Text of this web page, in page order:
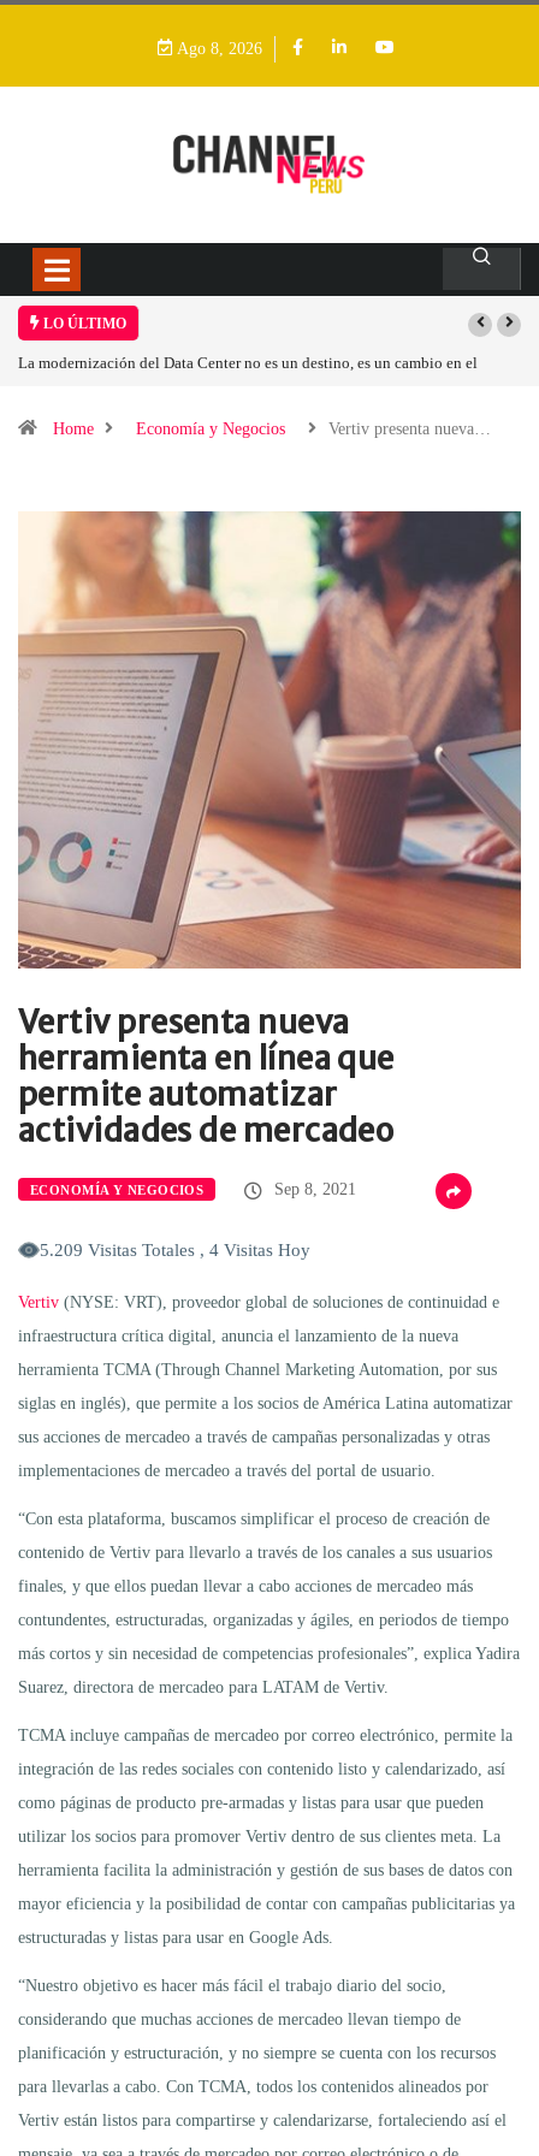
Ago 8, 2026
LO ÚLTIMO
del Data Center no es un destino, es un cambio en el
Los ingresos
Home Economía y Negocios Vertiv presenta nueva…
Vertiv presenta nueva
herramienta en línea que
permite automatizar
actividades de mercadeo
ECONOMÍA Y NEGOCIOS Sep 8, 2021
5.209 Visitas Totales , 4 Visitas Hoy
Vertiv (NYSE: VRT), proveedor global de soluciones de continuidad e
infraestructura crítica digital, anuncia el lanzamiento de la nueva
herramienta TCMA (Through Channel Marketing Automation, por sus
siglas en inglés), que permite a los socios de América Latina automatizar
sus acciones de mercadeo a través de campañas personalizadas y otras
implementaciones de mercadeo a través del portal de usuario.
“Con esta plataforma, buscamos simplificar el proceso de creación de
contenido de Vertiv para llevarlo a través de los canales a sus usuarios
finales, y que ellos puedan llevar a cabo acciones de mercadeo más
contundentes, estructuradas, organizadas y ágiles, en periodos de tiempo
más cortos y sin necesidad de competencias profesionales”, explica Yadira
Suarez, directora de mercadeo para LATAM de Vertiv.
TCMA incluye campañas de mercadeo por correo electrónico, permite la
integración de las redes sociales con contenido listo y calendarizado, así
como páginas de producto pre-armadas y listas para usar que pueden
utilizar los socios para promover Vertiv dentro de sus clientes meta. La
herramienta facilita la administración y gestión de sus bases de datos con
mayor eficiencia y la posibilidad de contar con campañas publicitarias ya
estructuradas y listas para usar en Google Ads.
“Nuestro objetivo es hacer más fácil el trabajo diario del socio,
considerando que muchas acciones de mercadeo llevan tiempo de
planificación y estructuración, y no siempre se cuenta con los recursos
para llevarlas a cabo. Con TCMA, todos los contenidos alineados por
Vertiv están listos para compartirse y calendarizarse, fortaleciendo así el